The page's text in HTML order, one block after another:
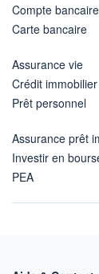
Compte
Carte bancaire
Assurance vie
Crédit immobilier
Prêt personnel
Assurance prêt
Investir en
PEA